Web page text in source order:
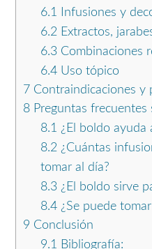
6.1 Infusiones y
6.2Extractos,
6.3Combinaciones
6.4Uso tópico
7 Contraindicaciones y
8 Preguntas
8.1 ¿El boldo ayuda
8.2¿Cuántas
tomar al día?
8.3¿El boldo sirve
8.4¿Se puede
9 Conclusión
9.1 Bibliografía: